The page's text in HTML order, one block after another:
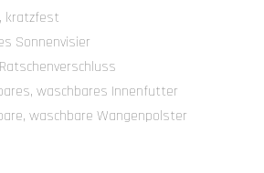
kratzfest
Sonnenvisier
waschbares Innenfutter
waschbare Wangenpolster